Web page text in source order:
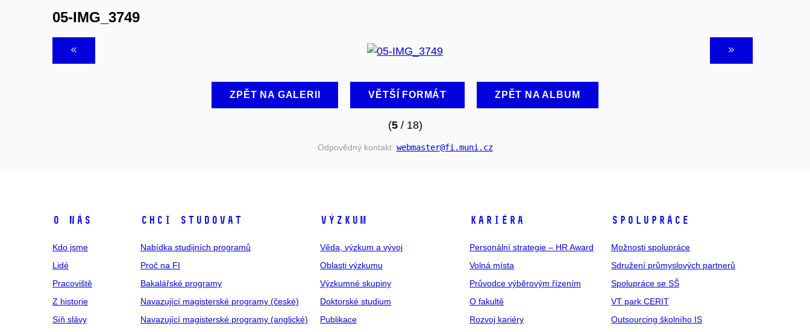
05-IMG_3749
ZPĚT NA GALERII VĚTŠÍ FORMÁT ZPĚT NA ALBUM
(5/ 18)
Odpovědný kontakt: webmaster@fi .muni .cz
O NÁS
Kdo jsme
Lidé
Pracoviště
Z historie
Síň slávy
CHCI STUDOVAT
Nabídka studijních programů
Proč na FI
Bakalářské programy
Navazující magisterské programy (české)
Navazující magisterské programy (anglické)
VÝZKUM
Věda, výzkum a vývoj
Oblasti výzkumu
Výzkumné skupiny
Doktorské studium
Publikace
KARIÉRA
Personální strategie – HR Award
Volná místa
Průvodce výběrovým řízením
O fakultě
Rozvoj kariéry
SPOLUPRÁCE
Možnosti spolupráce
Sdružení průmyslových partnerů
Spolupráce se SŠ
VT park CERIT
Outsourcing školního IS